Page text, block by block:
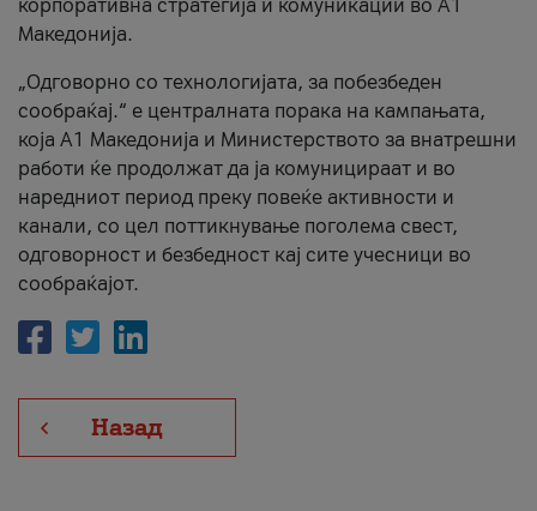
корпоративна стратегија и комуникации во А1
Македонија.
„Одговорно со технологијата, за побезбеден
сообраќај.“ е централната порака на кампањата,
која A1 Македонија и Министерството за внатрешни
работи ќе продолжат да ја комуницираат и во
наредниот период преку повеќе активности и
канали, со цел поттикнување поголема свест,
одговорност и безбедност кај сите учесници во
сообраќајот.
Назад